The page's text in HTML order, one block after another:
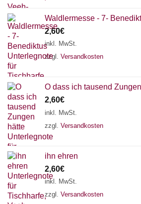
Waldlermesse - 7-
2,60€
inkl. MwSt.
zzgl. Versandkosten
O dass ich tausend
2,60€
inkl. MwSt.
zzgl. Versandkosten
ihn ehren
2,60€
inkl. MwSt.
zzgl. Versandkosten